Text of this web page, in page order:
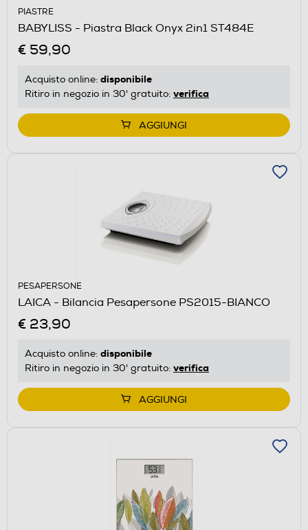
PIASTRE
BABYLISS - Piastra Black Onyx 2in1 ST484E
€ 59,90
Acquisto online: disponibile
Ritiro in negozio in 30' gratuito: verifica
AGGIUNGI
PESAPERSONE
LAICA - Bilancia Pesapersone PS2015-BIANCO
€ 23,90
Acquisto online: disponibile
Ritiro in negozio in 30' gratuito: verifica
AGGIUNGI